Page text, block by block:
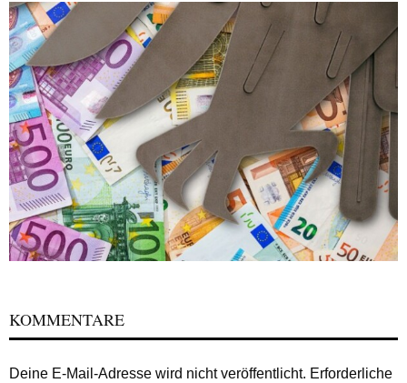
KOMMENTARE
Deine E-Mail-Adresse wird nicht veröffentlicht. Erforderliche